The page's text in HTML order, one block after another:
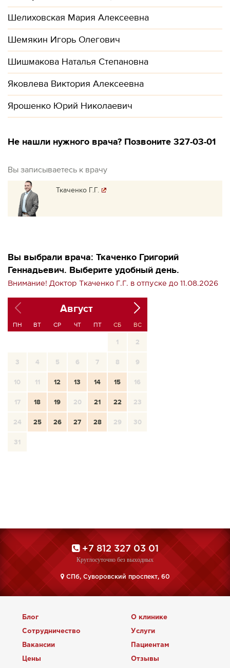
Шелиховская Мария Алексеевна
Шемякин Игорь Олегович
Шишмакова Наталья Степановна
Яковлева Виктория Алексеевна
Ярошенко Юрий Николаевич
Не нашли нужного врача? Позвоните 327-03-01
Вы записываетесь к врачу
Ткаченко Г.Г.
Вы выбрали врача: Ткаченко Григорий
Геннадьевич. Выберите удобный день.
Внимание! Доктор Ткаченко Г.Г. в отпуске до 11.08.2026
Август
ПН ВТ СР ЧТ ПТ СБ ВС
1 2
3 4 5 6 7 8 9
10 11 12 13 14 15 16
17 18 19 20 21 22 23
24 25 26 27 28 29 30
31
+7 812 327 03 01
Круглосуточно без выходных
CПб, Суворовский проспект, 60
Блог О клинике
Сотрудничество Услуги
Вакансии Пациентам
Цены Отзывы